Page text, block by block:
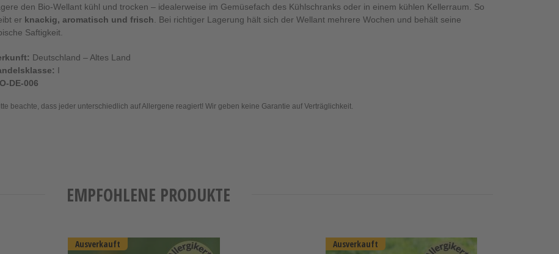
den Bio-Wellant kühl und trocken – idealerweise im Gemüsefach des Kühlschranks oder in einem kühlen Kellerraum. So
er knackig, aromatisch und frisch. Bei richtiger Lagerung hält sich der Wellant mehrere Wochen und behält seine
Saftigkeit.
Deutschland – Altes Land
I
DE-006
beachte, dass jeder unterschiedlich auf Allergene reagiert! Wir geben keine Garantie auf Verträglichkeit.
EMPFOHLENE PRODUKTE
Ausverkauft Ausverkauft